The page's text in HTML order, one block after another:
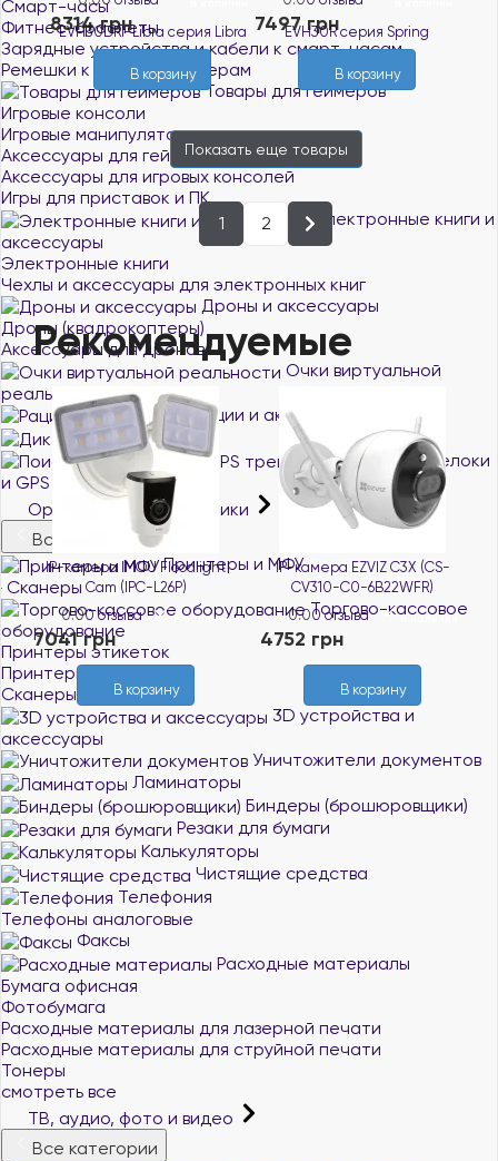
Смарт-часы
Фитнес-браслеты
Зарядные устройства и кабели к смарт-часам
Ремешки к часам и трекерам
Товары для геймеров
Игровые консоли
Игровые манипуляторы
Аксессуары для геймеров
Аксессуары для игровых консолей
Игры для приставок и ПК
Электронные книги и
аксессуары
Электронные книги
Чехлы и аксессуары для электронных книг
Дроны и аксессуары
Дроны (квадрокоптеры)
Аксессуары для дронов
Очки виртуальной
реальности
Рации и аксессуары
Диктофоны
Поисковые брелоки
и GPS трекеры
Оргтехника и расходники
Все категории
Принтеры и МФУ
Сканеры
Торгово-кассовое
оборудование
Принтеры этикеток
Принтеры чеков
Сканеры штрих-кодов
3D устройства и
аксессуары
Уничтожители документов
Ламинаторы
Биндеры (брошюровщики)
Резаки для бумаги
Калькуляторы
Чистящие средства
Телефония
Телефоны аналоговые
Факсы
Расходные материалы
Бумага офисная
Фотобумага
Расходные материалы для лазерной печати
Расходные материалы для струйной печати
Тонеры
смотреть все
ТВ, аудио, фото и видео
Все категории
8314 грн
В корзину
7497 грн
В корзину
Показать еще товары
1 2
Рекомендуемые
IP-камера EZVIZ C3X (CS-
CV310-C0-6B22WFR)
0.00 отзыва В наличии
4752 грн
В корзину
Wi-Fi Mesh система TENDA
Nova MX3 2-pack
0.00 отзыва В наличии
3304 грн
В корзину